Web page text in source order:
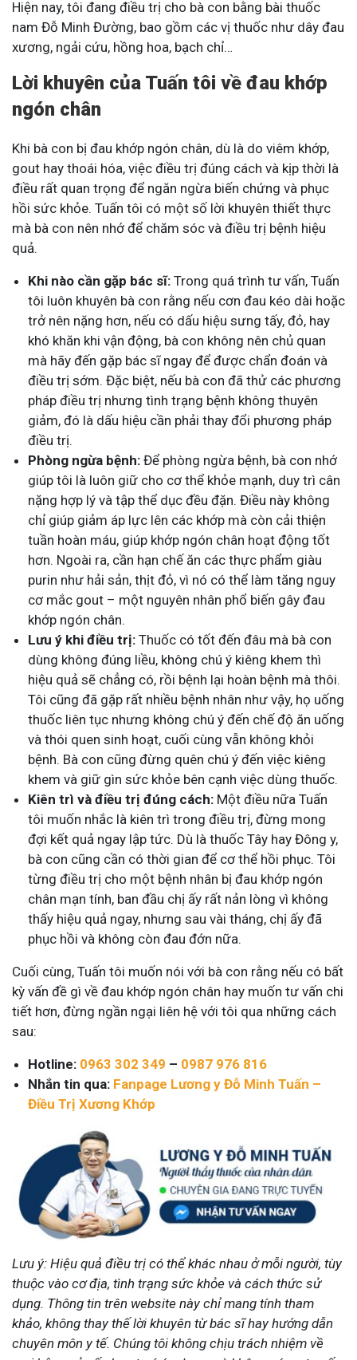
Hiện nay, tôi đang điều trị cho bà con bằng bài thuốc
nam Đỗ Minh Đường, bao gồm các vị thuốc như dây đau
xương, ngải cứu, hồng hoa, bạch chỉ…
Lời khuyên của Tuấn tôi về đau khớp
ngón chân
Khi bà con bị đau khớp ngón chân, dù là do viêm khớp,
gout hay thoái hóa, việc điều trị đúng cách và kịp thời là
điều rất quan trọng để ngăn ngừa biến chứng và phục
hồi sức khỏe. Tuấn tôi có một số lời khuyên thiết thực
mà bà con nên nhớ để chăm sóc và điều trị bệnh hiệu
quả.
Khi nào cần gặp bác sĩ: Trong quá trình tư vấn, Tuấn
tôi luôn khuyên bà con rằng nếu cơn đau kéo dài hoặc
trở nên nặng hơn, nếu có dấu hiệu sưng tấy, đỏ, hay
khó khăn khi vận động, bà con không nên chủ quan
mà hãy đến gặp bác sĩ ngay để được chẩn đoán và
điều trị sớm. Đặc biệt, nếu bà con đã thử các phương
pháp điều trị nhưng tình trạng bệnh không thuyên
giảm, đó là dấu hiệu cần phải thay đổi phương pháp
điều trị.
Phòng ngừa bệnh: Để phòng ngừa bệnh, bà con nhớ
giúp tôi là luôn giữ cho cơ thể khỏe mạnh, duy trì cân
nặng hợp lý và tập thể dục đều đặn. Điều này không
chỉ giúp giảm áp lực lên các khớp mà còn cải thiện
tuần hoàn máu, giúp khớp ngón chân hoạt động tốt
hơn. Ngoài ra, cần hạn chế ăn các thực phẩm giàu
purin như hải sản, thịt đỏ, vì nó có thể làm tăng nguy
cơ mắc gout – một nguyên nhân phổ biến gây đau
khớp ngón chân.
Lưu ý khi điều trị: Thuốc có tốt đến đâu mà bà con
dùng không đúng liều, không chú ý kiêng khem thì
hiệu quả sẽ chẳng có, rồi bệnh lại hoàn bệnh mà thôi.
Tôi cũng đã gặp rất nhiều bệnh nhân như vậy, họ uống
thuốc liên tục nhưng không chú ý đến chế độ ăn uống
và thói quen sinh hoạt, cuối cùng vẫn không khỏi
bệnh. Bà con cũng đừng quên chú ý đến việc kiêng
khem và giữ gìn sức khỏe bên cạnh việc dùng thuốc.
Kiên trì và điều trị đúng cách: Một điều nữa Tuấn
tôi muốn nhắc là kiên trì trong điều trị, đừng mong
đợi kết quả ngay lập tức. Dù là thuốc Tây hay Đông y,
bà con cũng cần có thời gian để cơ thể hồi phục. Tôi
từng điều trị cho một bệnh nhân bị đau khớp ngón
chân mạn tính, ban đầu chị ấy rất nản lòng vì không
thấy hiệu quả ngay, nhưng sau vài tháng, chị ấy đã
phục hồi và không còn đau đớn nữa.
Cuối cùng, Tuấn tôi muốn nói với bà con rằng nếu có bất
kỳ vấn đề gì về đau khớp ngón chân hay muốn tư vấn chi
tiết hơn, đừng ngần ngại liên hệ với tôi qua những cách
sau:
Hotline: 0963 302 349 – 0987 976 816
Nhắn tin qua: Fanpage Lương y Đỗ Minh Tuấn –
Điều Trị Xương Khớp
Lưu ý: Hiệu quả điều trị có thể khác nhau ở mỗi người, tùy
thuộc vào cơ địa, tình trạng sức khỏe và cách thức sử
dụng. Thông tin trên website này chỉ mang tính tham
khảo, không thay thế lời khuyên từ bác sĩ hay hướng dẫn
chuyên môn y tế. Chúng tôi không chịu trách nhiệm về